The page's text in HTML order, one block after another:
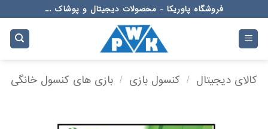
to
content
فروشگاه پاوریکا - محصولات دیجیتال و پوشاک ...
کالای دیجیتال / کنسول بازی / بازی های کنسول خانگی